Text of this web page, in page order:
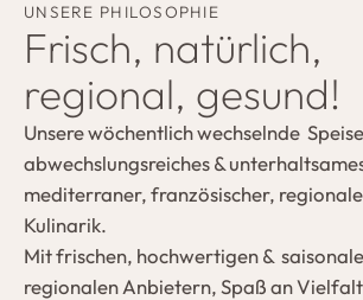
UNSERE PHILOSOPHIE
Frisch, natürlich,
regional, gesund!
Unsere wöchentlich wechselnde
abwechslungsreiches &
mediterraner, französischer,
Kulinarik.
Mit frischen, hochwertigen &
regionalen Anbietern, Spaß an